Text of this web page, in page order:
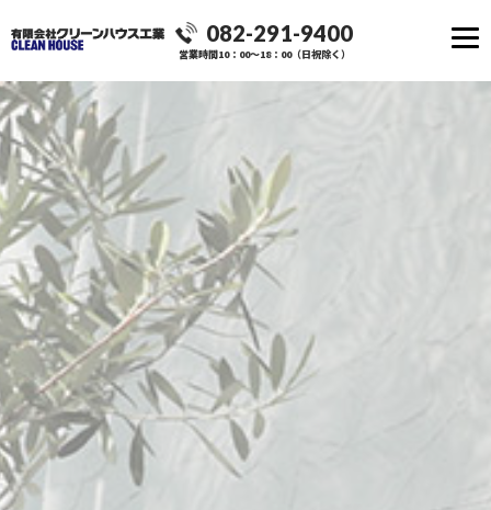
082-291-9400
営業時間10：00～18：00（日祝除く）